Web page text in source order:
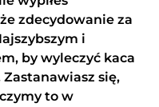
zdecydowanie za
i
by wyleczyć kaca
się,
to w